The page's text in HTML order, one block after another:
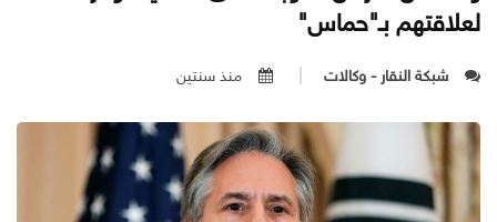
لعلاقتهم بـ"حماس"
شبكة النقار - وكالات منذ سنتين